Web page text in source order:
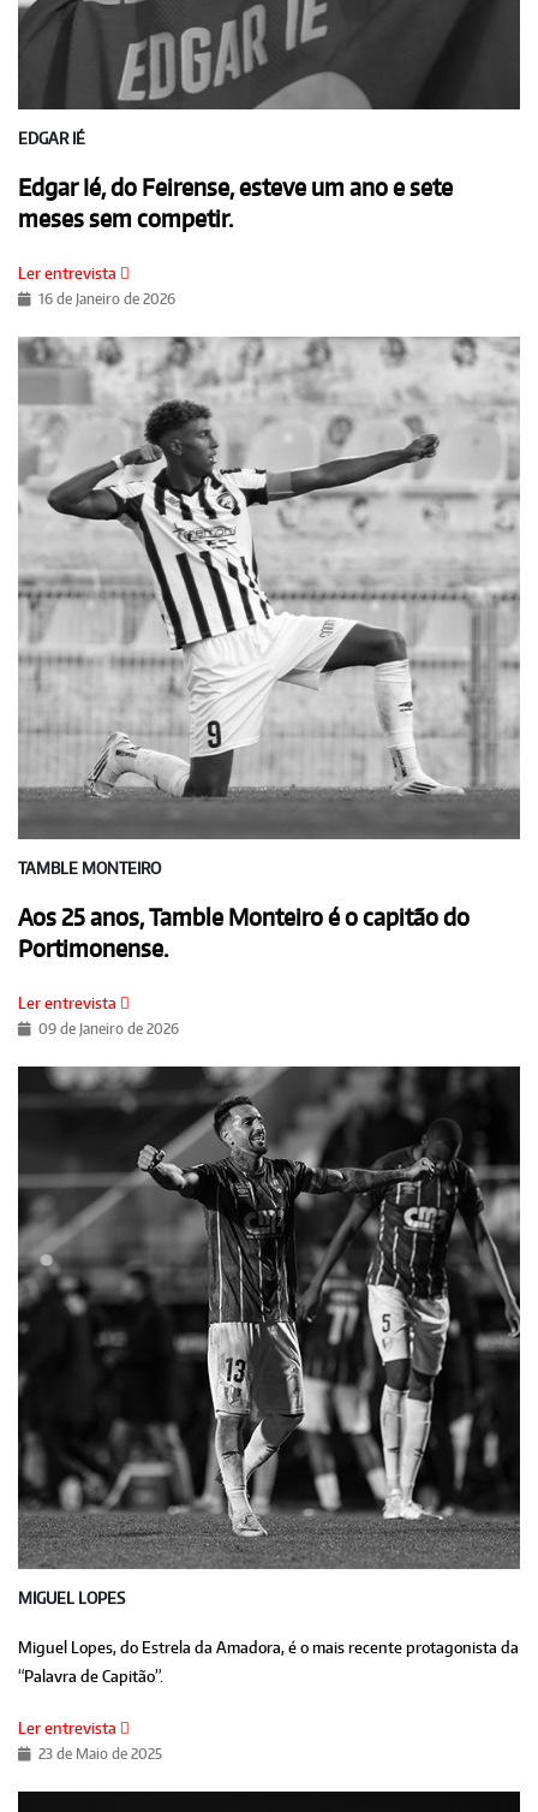
EDGAR IÉ
Edgar Ié, do Feirense, esteve um ano e sete
meses sem competir.
Ler entrevista
16 de Janeiro de 2026
TAMBLE MONTEIRO
Aos 25 anos, Tamble Monteiro é o capitão do
Portimonense.
Ler entrevista
09 de Janeiro de 2026
MIGUEL LOPES
Miguel Lopes, do Estrela da Amadora, é o mais recente protagonista da
“Palavra de Capitão”.
Ler entrevista
23 de Maio de 2025